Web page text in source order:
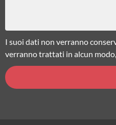
I suoi dati non verranno
verranno trattati in alcun